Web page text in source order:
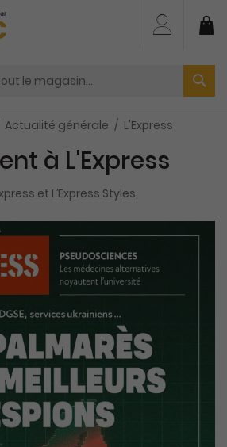
contenu
Actualité générale L'Express
à L'Express
et L’Express Styles,